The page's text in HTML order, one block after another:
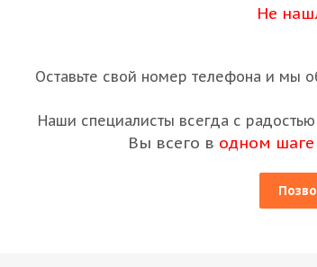
Не
Оставьте свой номер телефона и мы
Наши специалисты всегда с
Вы всего в одном шаге